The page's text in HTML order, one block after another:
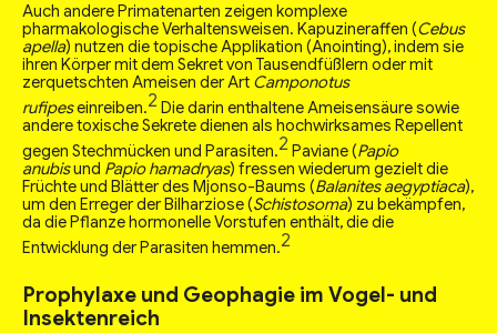
Auch andere Primatenarten zeigen komplexe
pharmakologische Verhaltensweisen. Kapuzineraffen (Cebus
apella) nutzen die topische Applikation (Anointing), indem sie
ihren Körper mit dem Sekret von Tausendfüßlern oder mit
zerquetschten Ameisen der Art Camponotus
rufipeseinreiben.2 Die darin enthaltene Ameisensäure sowie
andere toxische Sekrete dienen als hochwirksames Repellent
gegen Stechmücken und Parasiten.2 Paviane (Papio
anubisund Papio hamadryas) fressen wiederum gezielt die
Früchte und Blätter des Mjonso-Baums (Balanites aegyptiaca),
um den Erreger der Bilharziose (Schistosoma) zu bekämpfen,
da die Pflanze hormonelle Vorstufen enthält, die die
Entwicklung der Parasiten hemmen.2
Prophylaxe und Geophagie im Vogel- und
Insektenreich